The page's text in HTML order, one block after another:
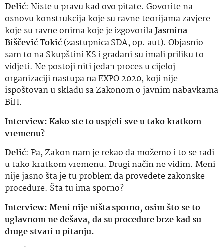
Delić: Niste u pravu kad ovo pitate. Govorite na
osnovu konstrukcija koje su ravne teorijama zavjere
koje su ravne onima koje je izgovorilaJasmina
Biščević Tokić(zastupnica SDA, op. aut). Objasnio
sam to na Skupštini KS i građani su imali priliku to
vidjeti. Ne postoji niti jedan proces u cijeloj
organizaciji nastupa na EXPO 2020, koji nije
ispoštovan u skladu sa Zakonom o javnim nabavkama
BiH.
Interview: Kako ste to uspjeli sve u tako kratkom
vremenu?
Delić: Pa, Zakon nam je rekao da možemo i to se radi
u tako kratkom vremenu. Drugi način ne vidim. Meni
nije jasno šta je tu problem da provedete zakonske
procedure. Šta tu ima sporno?
Interview: Meni nije ništa sporno, osim što se to
uglavnom ne dešava, da su procedure brze kad su
druge stvari u pitanju.